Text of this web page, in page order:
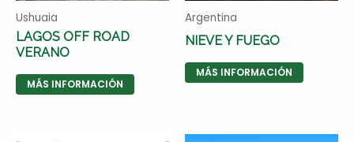
Ushuaia
LAGOS OFF ROAD
VERANO
MÁS INFORMACIÓN
Argentina
NIEVE Y FUEGO
MÁS INFORMACIÓN